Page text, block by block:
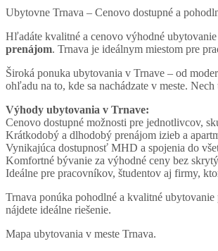
Ubytovne Trnava – Cenovo dostupné a
Hľadáte kvalitné a cenovo výhodné
prenájom. Trnava je ideálnym miestom pre
Široká ponuka ubytovania v Trnave – od
ohľadu na to, kde sa nachádzate v meste.
Výhody ubytovania v Trnave:
Cenovo dostupné možnosti pre jednotlivcov,
Krátkodobý a dlhodobý prenájom izieb a
Vynikajúca dostupnosť MHD a spojenia do
Komfortné bývanie za výhodné ceny bez
Ideálne pre pracovníkov, študentov aj firmy,
Trnava ponúka pohodlné a kvalitné
nájdete ideálne riešenie.
Mapa ubytovania v meste Trnava.